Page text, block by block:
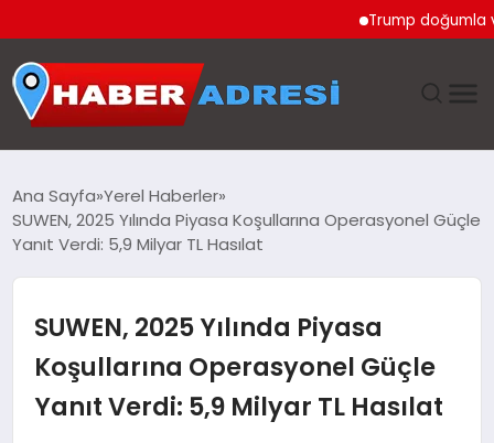
Trump doğumla
GÜNDEM
TEKNOLOJI
Ana Sayfa Yerel Haberler
SUWEN, 2025 Yılında Piyasa Koşullarına Operasyonel Güçle
Yanıt Verdi: 5,9 Milyar TL Hasılat
SUWEN, 2025 Yılında Piyasa
Koşullarına Operasyonel Güçle
Yanıt Verdi: 5,9 Milyar TL Hasılat